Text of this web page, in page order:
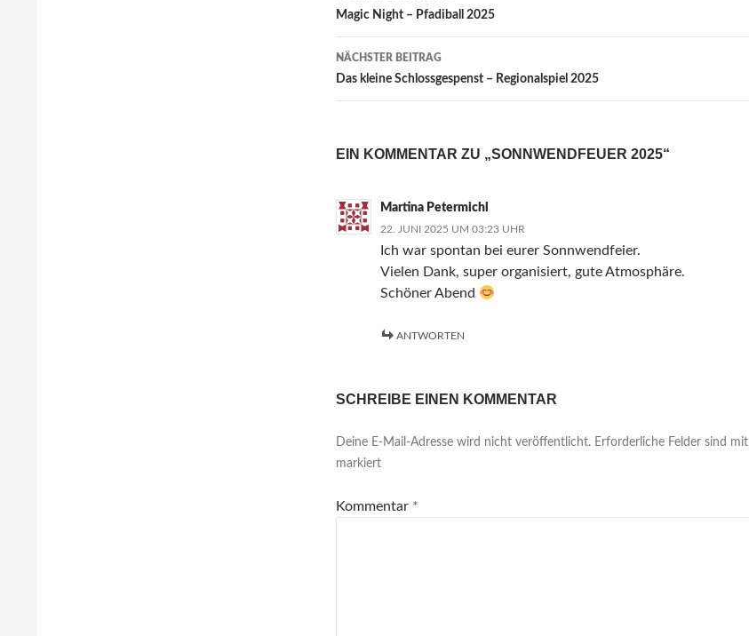
Magic Night – Pfadiball 2025
NÄCHSTER BEITRAG
Das kleine Schlossgespenst – Regionalspiel 2025
EIN KOMMENTAR ZU „SONNWENDFEUER 2025“
Martina Petermichl
22. JUNI 2025 UM 03:23 UHR
Ich war spontan bei eurer Sonnwendfeier.
Vielen Dank, super organisiert, gute Atmosphäre.
Schöner Abend
ANTWORTEN
SCHREIBE EINEN KOMMENTAR
Deine E-Mail-Adresse wird nicht veröffentlicht. Erforderliche Felder sind mit
markiert
Kommentar *